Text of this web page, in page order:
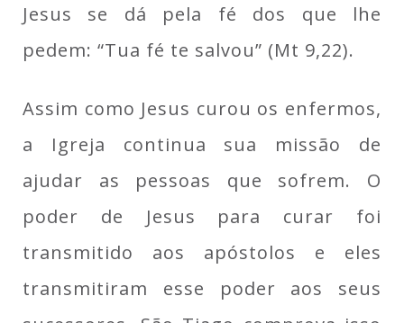
Jesus se dá pela fé dos que lhe
pedem: “Tua fé te salvou” (Mt 9,22).
Assim como Jesus curou os enfermos,
a Igreja continua sua missão de
ajudar as pessoas que sofrem. O
poder de Jesus para curar foi
transmitido aos apóstolos e eles
transmitiram esse poder aos seus